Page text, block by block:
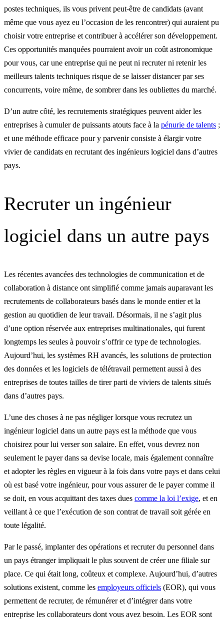
postes techniques, ils vous privent peut-être de candidats (avant
même que vous ayez eu l’occasion de les rencontrer) qui auraient pu
choisir votre entreprise et contribuer à accélérer son développement.
Ces opportunités manquées pourraient avoir un coût astronomique
pour vous, car une entreprise qui ne peut ni recruter ni retenir les
meilleurs talents techniques risque de se laisser distancer par ses
concurrents, voire même, de sombrer dans les oubliettes du marché.
D’un autre côté, les recrutements stratégiques peuvent aider les
entreprises à cumuler de puissants atouts face à la pénurie de talents ;
et une méthode efficace pour y parvenir consiste à élargir votre
vivier de candidats en recrutant des ingénieurs logiciel dans d’autres
pays.
Recruter un ingénieur
logiciel dans un autre pays
Les récentes avancées des technologies de communication et de
collaboration à distance ont simplifié comme jamais auparavant les
recrutements de collaborateurs basés dans le monde entier et la
gestion au quotidien de leur travail. Désormais, il ne s’agit plus
d’une option réservée aux entreprises multinationales, qui furent
longtemps les seules à pouvoir s’offrir ce type de technologies.
Aujourd’hui, les systèmes RH avancés, les solutions de protection
des données et les logiciels de télétravail permettent aussi à des
entreprises de toutes tailles de tirer parti de viviers de talents situés
dans d’autres pays.
L’une des choses à ne pas négliger lorsque vous recrutez un
ingénieur logiciel dans un autre pays est la méthode que vous
choisirez pour lui verser son salaire. En effet, vous devrez non
seulement le payer dans sa devise locale, mais également connaître
et adopter les règles en vigueur à la fois dans votre pays et dans celui
où est basé votre ingénieur, pour vous assurer de le payer comme il
se doit, en vous acquittant des taxes dues comme la loi l’exige, et en
veillant à ce que l’exécution de son contrat de travail soit gérée en
toute légalité.
Par le passé, implanter des opérations et recruter du personnel dans
un pays étranger impliquait le plus souvent de créer une filiale sur
place. Ce qui était long, coûteux et complexe. Aujourd’hui, d’autres
solutions existent, comme les employeurs officiels (EOR), qui vous
permettent de recruter, de rémunérer et d’intégrer dans votre
entreprise les collaborateurs dont vous avez besoin. Les EOR sont